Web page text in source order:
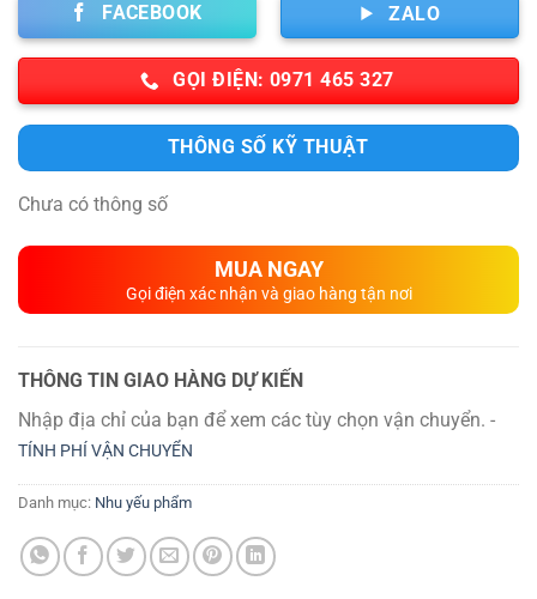
FACEBOOK ZALO
GỌI ĐIỆN: 0971 465 327
THÔNG SỐ KỸ THUẬT
Chưa có thông số
MUA NGAY
Gọi điện xác nhận và giao hàng tận nơi
THÔNG TIN GIAO HÀNG DỰ KIẾN
Nhập địa chỉ của bạn để xem các tùy chọn vận chuyển. -
TÍNH PHÍ VẬN CHUYỂN
Danh mục: Nhu yếu phẩm